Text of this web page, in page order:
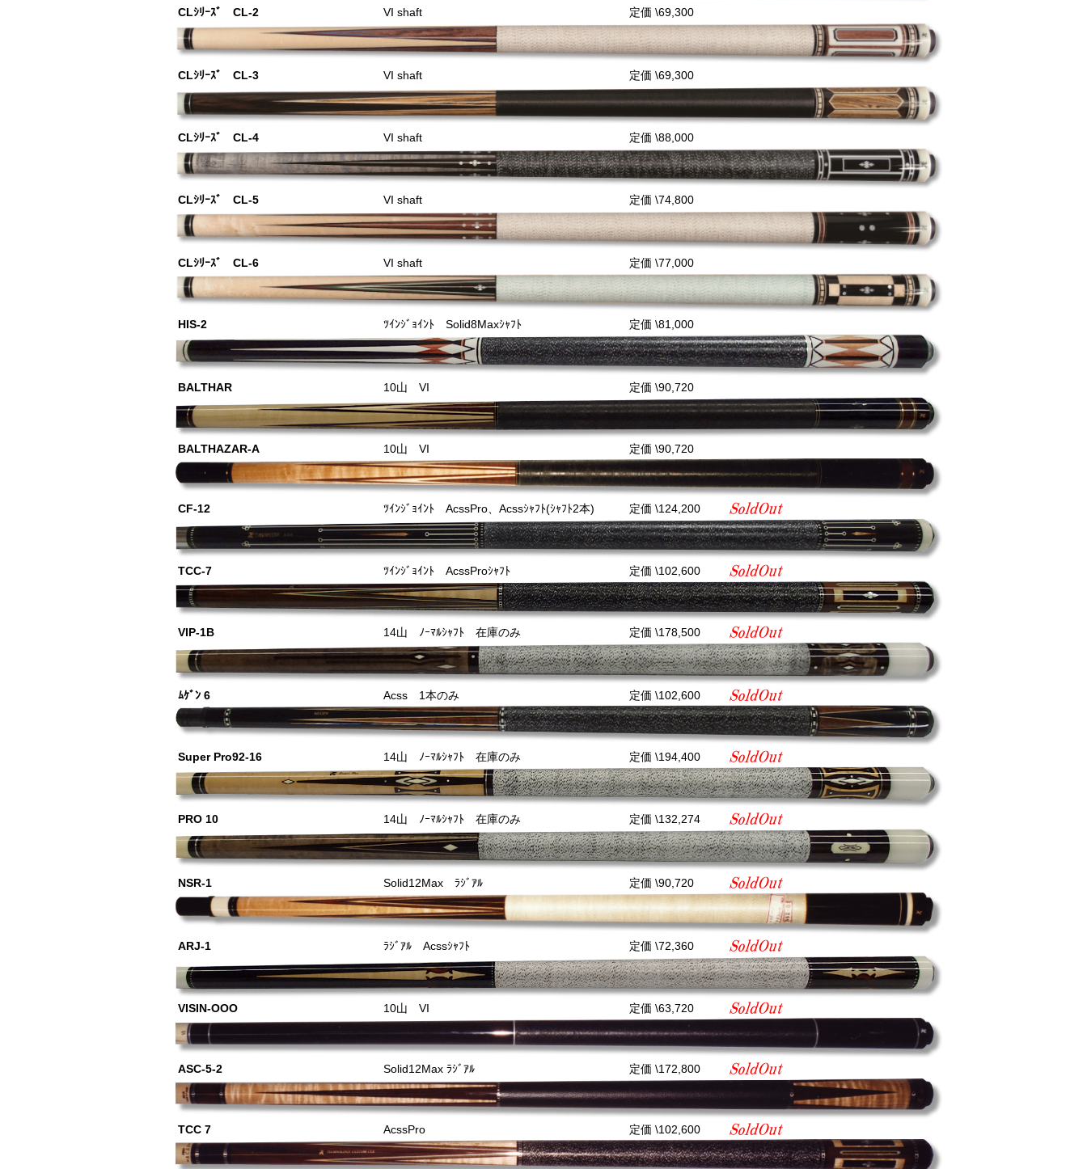
CLｼﾘｰｽﾞ CL-2 VI shaft 定価 \69,300
CLｼﾘｰｽﾞ CL-3 VI shaft 定価 \69,300
CLｼﾘｰｽﾞ CL-4 VI shaft 定価 \88,000
CLｼﾘｰｽﾞ CL-5 VI shaft 定価 \74,800
CLｼﾘｰｽﾞ CL-6 VI shaft 定価 \77,000
HIS-2 ﾂｲﾝｼﾞｮｲﾝﾄ Solid8Maxｼｬﾌﾄ 定価 \81,000
BALTHAR 10山 VI 定価 \90,720
BALTHAZAR-A 10山 VI 定価 \90,720
CF-12 ﾂｲﾝｼﾞｮｲﾝﾄ AcssPro、Acssｼｬﾌﾄ(ｼｬﾌﾄ2本) 定価 \124,200
TCC-7 ﾂｲﾝｼﾞｮｲﾝﾄ AcssProｼｬﾌﾄ 定価 \102,600
VIP-1B 14山 ﾉｰﾏﾙｼｬﾌﾄ 在庫のみ 定価 \178,500
ﾑｹﾞﾝ 6 Acss 1本のみ 定価 \102,600
Super Pro92-16 14山 ﾉｰﾏﾙｼｬﾌﾄ 在庫のみ 定価 \194,400
PRO 10 14山 ﾉｰﾏﾙｼｬﾌﾄ 在庫のみ 定価 \132,274
NSR-1 Solid12Max ﾗｼﾞｱﾙ 定価 \90,720
ARJ-1 ﾗｼﾞｱﾙ Acssｼｬﾌﾄ 定価 \72,360
VISIN-OOO 10山 VI 定価 \63,720
ASC-5-2 Solid12Max ﾗｼﾞｱﾙ 定価 \172,800
TCC 7 AcssPro 定価 \102,600